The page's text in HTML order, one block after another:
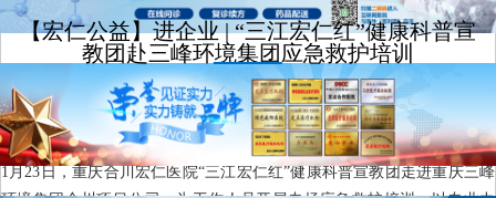
【宏仁公益】进企业 | “三江宏仁红”健康科普宣
教团赴三峰环境集团应急救护培训
文章来源：重庆宏仁医院发表时间：2026-01-30浏览次数:
1月23日，重庆合川宏仁医院“三江宏仁红”健康科普宣教团走进重庆三峰